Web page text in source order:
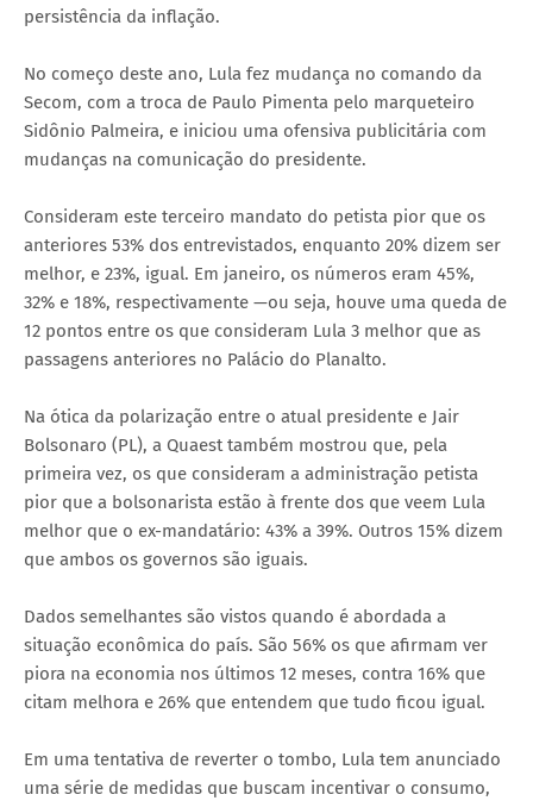
persistência da inflação.
No começo deste ano, Lula fez mudança no comando da
Secom, com a troca de Paulo Pimenta pelo marqueteiro
Sidônio Palmeira, e iniciou uma ofensiva publicitária com
mudanças na comunicação do presidente.
Consideram este terceiro mandato do petista pior que os
anteriores 53% dos entrevistados, enquanto 20% dizem ser
melhor, e 23%, igual. Em janeiro, os números eram 45%,
32% e 18%, respectivamente —ou seja, houve uma queda de
12 pontos entre os que consideram Lula 3 melhor que as
passagens anteriores no Palácio do Planalto.
Na ótica da polarização entre o atual presidente e Jair
Bolsonaro (PL), a Quaest também mostrou que, pela
primeira vez, os que consideram a administração petista
pior que a bolsonarista estão à frente dos que veem Lula
melhor que o ex-mandatário: 43% a 39%. Outros 15% dizem
que ambos os governos são iguais.
Dados semelhantes são vistos quando é abordada a
situação econômica do país. São 56% os que afirmam ver
piora na economia nos últimos 12 meses, contra 16% que
citam melhora e 26% que entendem que tudo ficou igual.
Em uma tentativa de reverter o tombo, Lula tem anunciado
uma série de medidas que buscam incentivar o consumo,